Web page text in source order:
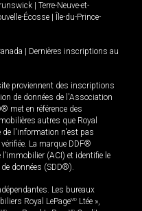
Terre-Neuve-et-
Écosse
Île-du-Prince-
Dernières inscriptions au
proviennent des inscriptions
de données de l'Association
met en référence des
autres que Royal
de l'information n'est pas
La marque DDF®
(ACI) et identifie le
données (SDD®).
Les bureaux
Royal LePageMD Ltée »,